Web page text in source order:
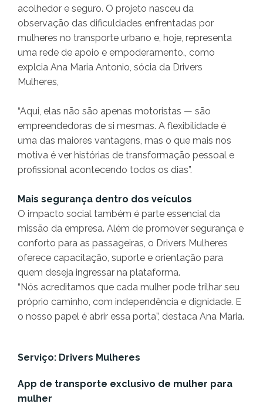
acolhedor e seguro. O projeto nasceu da
observação das dificuldades enfrentadas por
mulheres no transporte urbano e, hoje, representa
uma rede de apoio e empoderamento., como
explcia Ana Maria Antonio, sócia da Drivers
Mulheres,
“Aqui, elas não são apenas motoristas — são
empreendedoras de si mesmas. A flexibilidade é
uma das maiores vantagens, mas o que mais nos
motiva é ver histórias de transformação pessoal e
profissional acontecendo todos os dias”.
Mais segurança dentro dos veículos
O impacto social também é parte essencial da
missão da empresa. Além de promover segurança e
conforto para as passageiras, o Drivers Mulheres
oferece capacitação, suporte e orientação para
quem deseja ingressar na plataforma.
“Nós acreditamos que cada mulher pode trilhar seu
próprio caminho, com independência e dignidade. E
o nosso papel é abrir essa porta”, destaca Ana Maria.
Serviço: Drivers Mulheres
App de transporte exclusivo de mulher para
mulher